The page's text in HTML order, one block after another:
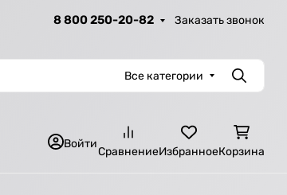
8 800 250-20-82 Заказать звонок
Все категории Поиск
Войти
СравнениеИзбранноеКорзина